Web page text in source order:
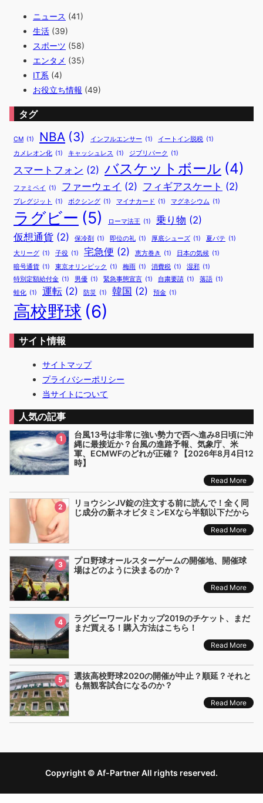
ニュース (41)
生活 (39)
スポーツ (58)
エンタメ (35)
IT系 (4)
お役立ち情報 (49)
タグ
CM (1) NBA (3) インフルエンサー (1) イートイン脱税 (1)
カメレオン化 (1) キャッシュレス (1) ジブリパーク (1)
スマートフォン (2) バスケットボール (4)
ファミペイ (1) ファーウェイ (2) フィギアスケート (2)
ブレグジット (1) ボクシング (1) マイナカード (1) マグネシウム (1)
ラグビー (5) ローマ法王 (1) 乗り物 (2)
仮想通貨 (2) 保冷剤 (1) 即位の礼 (1) 厚底シューズ (1) 夏バテ (1)
大リーグ (1) 子役 (1) 宅急便 (2) 恵方巻き (1) 日本の気候 (1)
暗号通貨 (1) 東京オリンピック (1) 梅雨 (1) 消費税 (1) 湿邪 (1)
特別定額給付金 (1) 男優 (1) 緊急事態宣言 (1) 自粛要請 (1) 落語 (1)
蛙化 (1) 運転 (2) 防災 (1) 韓国 (2) 預金 (1)
高校野球 (6)
サイト情報
サイトマップ
プライバシーポリシー
当サイトについて
人気の記事
1
台風13号は非常に強い勢力で西へ進み8日頃に沖
縄に最接近か？台風の進路予報、気象庁、米
軍、ECMWFのどれが正確？【2026年8月4日12
時】
Read More
2
リョウシンJV錠の注文する前に読んで！全く同
じ成分の新ネオビタミンEXなら半額以下だから
Read More
3
プロ野球オールスターゲームの開催地、開催球
場はどのように決まるのか？
Read More
4
ラグビーワールドカップ2019のチケット、まだ
まだ買える！購入方法はこちら！
Read More
5
選抜高校野球2020の開催が中止？順延？それと
も無観客試合になるのか？
Read More
Copyright © Af-Partner All rights reserved.